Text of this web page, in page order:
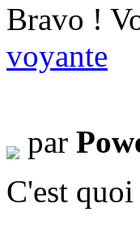
Bravo !
voyante
par
C'est